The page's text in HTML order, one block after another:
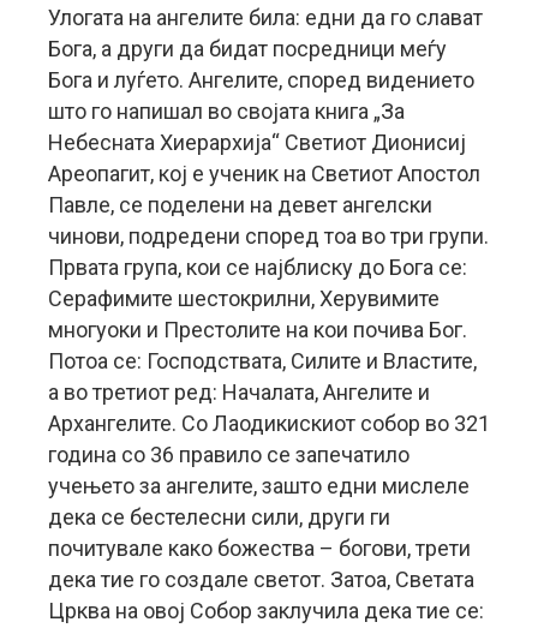
Улогата на ангелите била: едни да го слават
Бога, а други да бидат посредници меѓу
Бога и луѓето. Ангелите, според видението
што го напишал во својата книга „За
Небесната Хиерархија“ Светиот Дионисиј
Ареопагит, кој е ученик на Светиот Апостол
Павле, се поделени на девет ангелски
чинови, подредени според тоа во три групи.
Првата група, кои се најблиску до Бога се:
Серафимите шестокрилни, Херувимите
многуоки и Престолите на кои почива Бог.
Потоа се: Господствата, Силите и Властите,
а во третиот ред: Началата, Ангелите и
Архангелите. Со Лаодикискиот собор во 321
година со 36 правило се запечатило
учењето за ангелите, зашто едни мислеле
дека се бестелесни сили, други ги
почитувале како божества – богови, трети
дека тие го создале светот. Затоа, Светата
Црква на овој Собор заклучила дека тие се: